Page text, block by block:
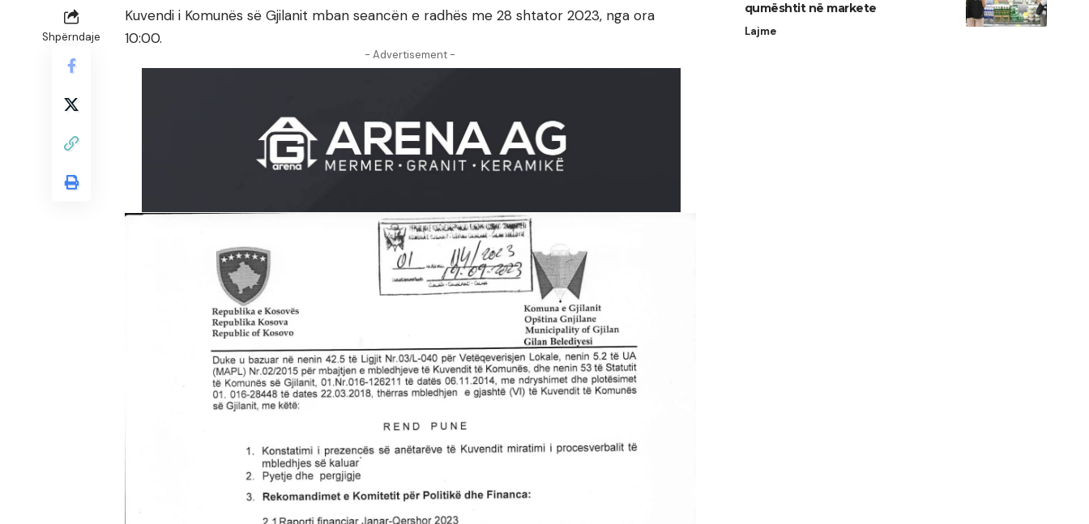
Shpërndaje
Kuvendi i Komunës së Gjilanit mban seancën e radhës me 28 shtator 2023, nga ora
10:00.
- Advertisement -
qumështit në markete
Lajme